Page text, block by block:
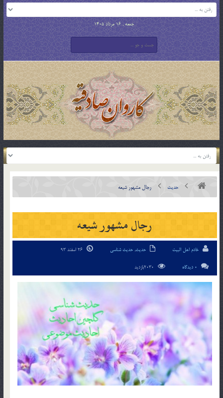
جمعه , 16 مرداد 1405
حدیث رجال مشهور شيعه
رجال مشهور شيعه
خادم اهل البیت حدیث, حدیث شناسی
0 دیدگاه